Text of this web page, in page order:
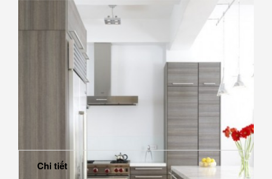
Chi tiết